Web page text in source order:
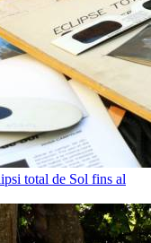
total de Sol fins al